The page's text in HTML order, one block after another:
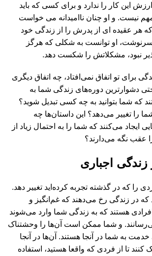
این کار را ندارد و برای کسی که باید
نیست. و او چنان ناامیدانه می خواست
که هر عقیده ای از پدرش را از زندگی خود
سرنوشت، او توانست به شکلی که هرگز
نبود، مشکلاتش را شکست دهد.
برای تو اتفاق نمی‌افتاد، چه اتفاق دیگری
دشوارترین دوره‌های زندگی شما به
که شما بتوانید به چه کسی تبدیل شوید؟
شما را تغییر می‌دهد؟ این داستان‌ها چه
ایجاد می‌کنند که شما را به احتمال زیاد از
عقب نگه می‌دارند؟
اجباری
را که در گذشته تجربه کرده‌اید تغییر دهد.
که در زندگی رخ می‌دهند که غم‌انگیز و
هستند که به زندگی شما وارد می‌شوند
و شما ممکن است آن‌ها را وحشتناک
خدمت به شما در آنجا هستند. آن‌ها در آنجا
کنند تا از فردی که واقعا هستید، استفاده